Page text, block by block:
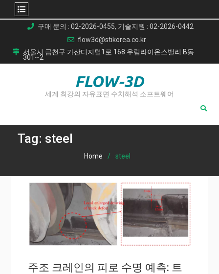
content
구매 문의 : 02-2026-0455, 기술지원 : 02-2026-0442
flow3d@stikorea.co.kr
서울시 금천구 가산디지털1로 168 우림라이온스밸리 B동
301~2
FLOW-3D
세계 최강의 자유표면 수치해석 소프트웨어
Tag: steel
Home steel
주조 크레인의 피로 수명 예측: 트